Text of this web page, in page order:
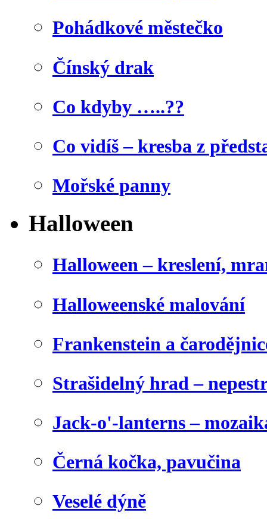
Pohádkové městečko
Čínský drak
Co kdyby …..??
Co vidíš – kresba z
Mořské panny
Halloween
Halloween – kreslení,
Halloweenské malování
Frankenstein a
Strašidelný hrad –
Jack-o'-lanterns –
Černá kočka, pavučina
Veselé dýně